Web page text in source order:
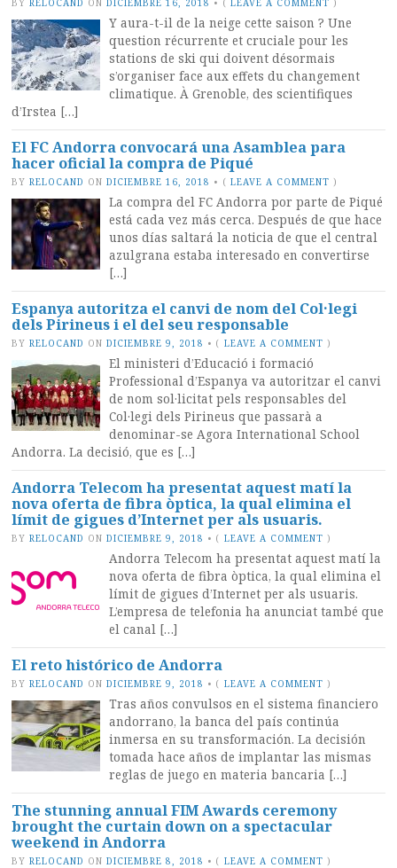
BY RELOCAND ON DICIEMBRE 16, 2018 • ( LEAVE A COMMENT )
Y aura-t-il de la neige cette saison ? Une
question récurrente et cruciale pour les
stations de ski qui doivent désormais
s’organiser face aux effets du changement
climatique. À Grenoble, des scientifiques
d’Irstea […]
El FC Andorra convocará una Asamblea para
hacer oficial la compra de Piqué
BY RELOCAND ON DICIEMBRE 16, 2018 • ( LEAVE A COMMENT )
La compra del FC Andorra por parte de Piqué
está cada vez más cerca. Después de que hace
unos días saltará la noticia de que el central
azulgrana estaba interesado en convertirse
[…]
Espanya autoritza el canvi de nom del Col·legi
dels Pirineus i el del seu responsable
BY RELOCAND ON DICIEMBRE 9, 2018 • ( LEAVE A COMMENT )
El ministeri d’Educació i formació
Professional d’Espanya va autoritzar el canvi
de nom sol·licitat pels responsables del
Col·legi dels Pirineus que passarà a
denominar-se Agora International School
Andorra. La decisió, que es […]
Andorra Telecom ha presentat aquest matí la
nova oferta de fibra òptica, la qual elimina el
límit de gigues d’Internet per als usuaris.
BY RELOCAND ON DICIEMBRE 9, 2018 • ( LEAVE A COMMENT )
Andorra Telecom ha presentat aquest matí la
nova oferta de fibra òptica, la qual elimina el
límit de gigues d’Internet per als usuaris.
L’empresa de telefonia ha anunciat també que
el canal […]
El reto histórico de Andorra
BY RELOCAND ON DICIEMBRE 9, 2018 • ( LEAVE A COMMENT )
Tras años convulsos en el sistema financiero
andorrano, la banca del país continúa
inmersa en su transformación. La decisión
tomada hace años de implantar las mismas
reglas de juego en materia bancaria […]
The stunning annual FIM Awards ceremony
brought the curtain down on a spectacular
weekend in Andorra
BY RELOCAND ON DICIEMBRE 8, 2018 • ( LEAVE A COMMENT )